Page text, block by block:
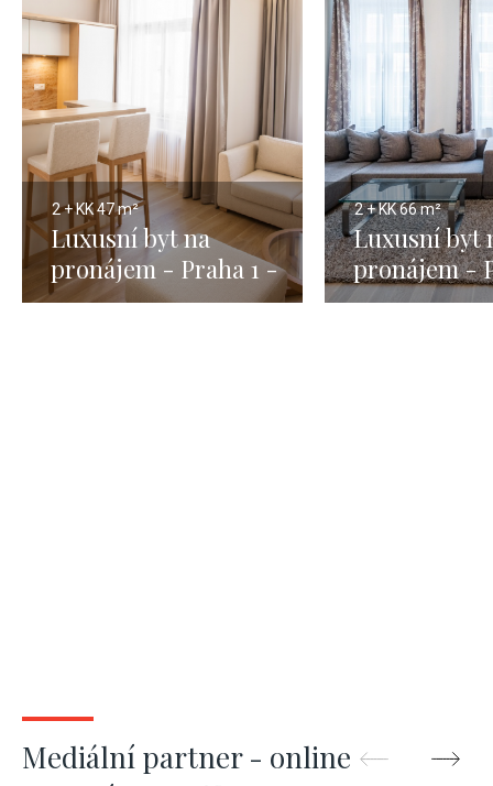
2 + KK47 m²
Luxusní byt na
pronájem - Praha 1 -
Josefov - 47m
2 + KK66 m²
Luxusní byt
pronájem -
Petrská
Mediální partner - online